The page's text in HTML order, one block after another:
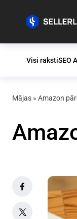
Visi rakstiSEO
Mājas » Amazon